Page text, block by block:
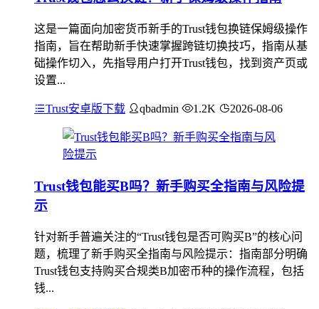
这是一篇面向加密货币新手的Trust钱包换链保姆级操作
指南，旨在帮助新手快速掌握跨链切换技巧，指南从基
础操作切入，先指导用户打开Trust钱包，找到资产页或
设置...
Trust安卓版下载 qbadmin 1.2K 2026-08-06
Trust钱包能买B吗？新手购买全指南与风险提
示
针对新手普遍关注的“Trust钱包是否可购买B”的核心问
题，梳理了新手购买全指南与风险提示：指南部分明确
Trust钱包支持购买合规类B加密币种的操作流程，包括
钱...